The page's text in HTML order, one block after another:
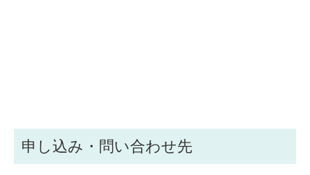
申し込み・問い合わせ先